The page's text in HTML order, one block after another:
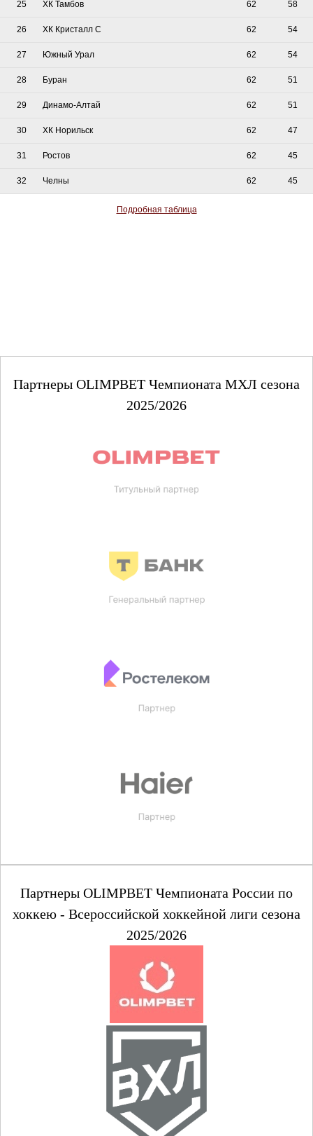
25 ХК Тамбов 62 58
26 ХК Кристалл С 62 54
27 Южный Урал 62 54
28 Буран 62 51
29 Динамо-Алтай 62 51
30 ХК Норильск 62 47
31 Ростов 62 45
32 Челны 62 45
Подробная таблица
Партнеры OLIMPBET Чемпионата МХЛ сезона
2025/2026
Партнеры OLIMPBET Чемпионата России по
хоккею - Всероссийской хоккейной лиги сезона
2025/2026